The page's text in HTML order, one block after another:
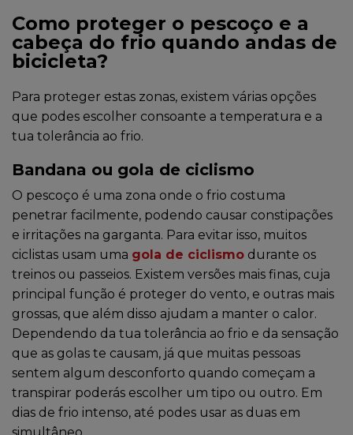
Como proteger o pescoço e a
cabeça do frio quando andas de
bicicleta?
Para proteger estas zonas, existem várias opções
que podes escolher consoante a temperatura e a
tua tolerância ao frio.
Bandana ou gola de ciclismo
O pescoço é uma zona onde o frio costuma
penetrar facilmente, podendo causar constipações
e irritações na garganta. Para evitar isso, muitos
ciclistas usam uma gola de ciclismo durante os
treinos ou passeios. Existem versões mais finas, cuja
principal função é proteger do vento, e outras mais
grossas, que além disso ajudam a manter o calor.
Dependendo da tua tolerância ao frio e da sensação
que as golas te causam, já que muitas pessoas
sentem algum desconforto quando começam a
transpirar poderás escolher um tipo ou outro. Em
dias de frio intenso, até podes usar as duas em